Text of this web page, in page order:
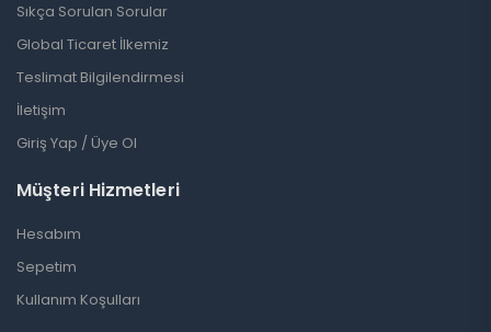
Sıkça Sorulan Sorular
Global Ticaret İlkemiz
Teslimat Bilgilendirmesi
İletişim
Giriş Yap / Üye Ol
Müşteri Hizmetleri
Hesabım
Sepetim
Kullanım Koşulları